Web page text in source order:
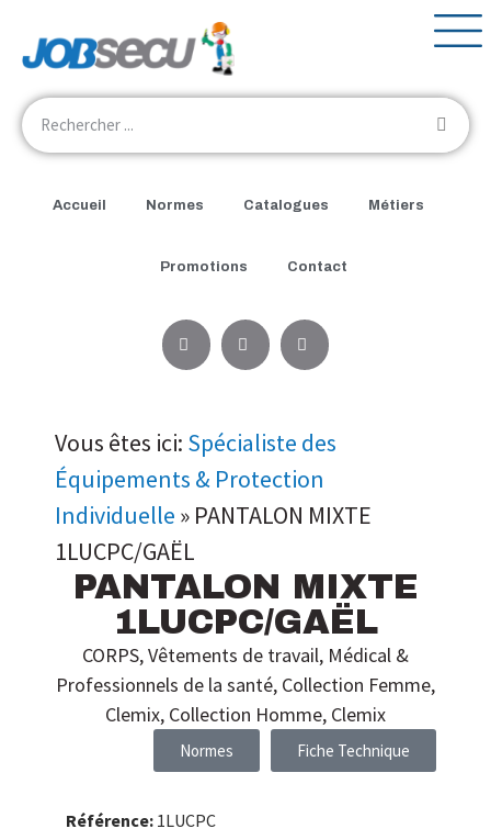
Accueil Normes Catalogues Métiers
Promotions Contact
Vous êtes ici: Spécialiste des
Équipements & Protection
Individuelle » PANTALON MIXTE
1LUCPC/GAËL
PANTALON MIXTE
1LUCPC/GAËL
CORPS,Vêtements de travail, Médical &
Professionnels de la santé, Collection Femme,
Clemix, Collection Homme, Clemix
Normes Fiche Technique
Référence: 1LUCPC